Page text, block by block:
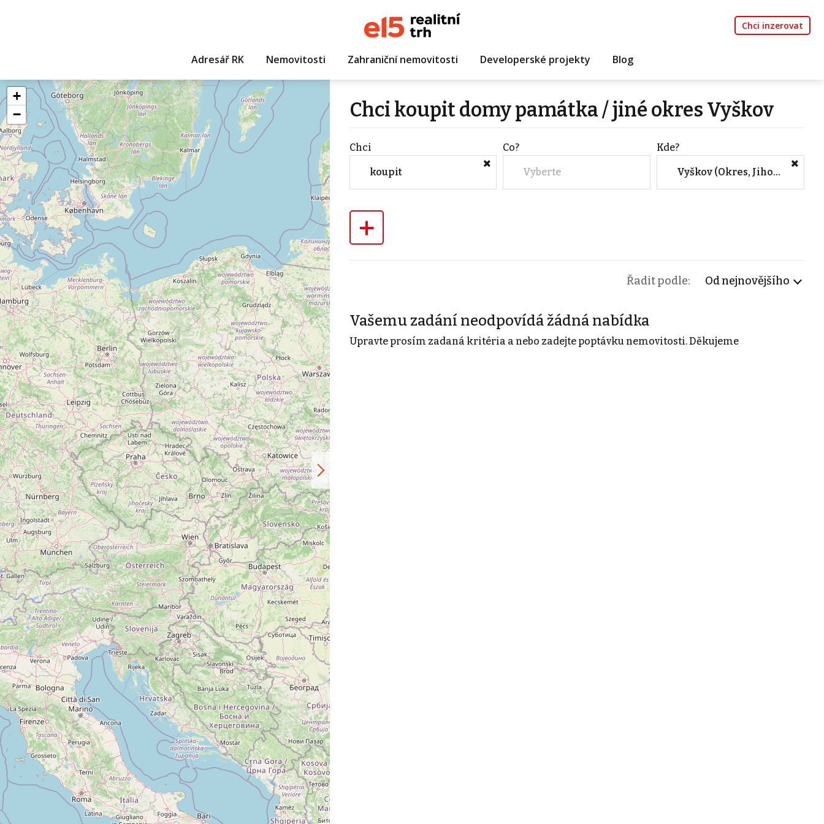
Chci inzerovat
Adresář RK Nemovitosti Zahraniční nemovitosti Developerské projekty Blog
+
−
Chci koupit domy památka / jiné okres Vyškov
Chci
koupit
Co?
Vyberte
Kde?
Vyškov (Okres, Jihomoravský kraj)
+
Řadit podle: Od nejnovějšího
Vašemu zadání neodpovídá žádná nabídka
Upravte prosím zadaná kritéria a nebo zadejte poptávku nemovitosti. Děkujeme